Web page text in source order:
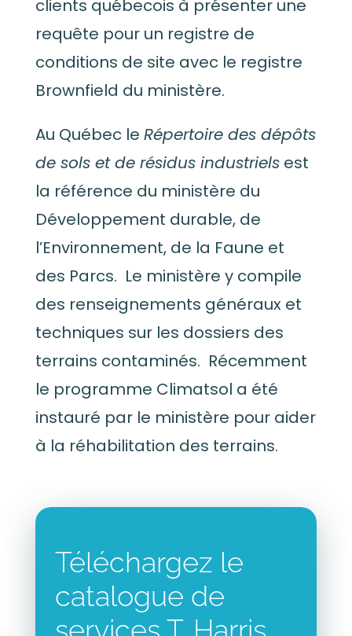
clients québecois à présenter une
requête pour un registre de
conditions de site avec le registre
Brownfield du ministère.
Au Québec le Répertoire des dépôts
de sols et de résidus industrielsest
la référence du ministère du
Développement durable, de
l’Environnement, de la Faune et
des Parcs. Le ministère y compile
des renseignements généraux et
techniques sur les dossiers des
terrains contaminés. Récemment
le programme Climatsol a été
instauré par le ministère pour aider
à la réhabilitation des terrains.
Téléchargez le
catalogue de